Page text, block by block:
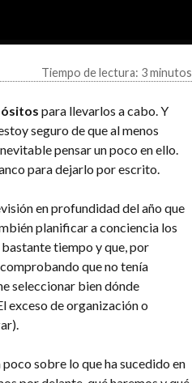
Tiempo de lectura: 3 minutos
para llevarlos a cabo. Y
seguro de que al menos
pensar un poco en ello.
para dejarlo por escrito.
en profundidad del año que
planificar a conciencia los
tiempo y que, por
que no tenía
seleccionar bien dónde
exceso de organización o
sobre lo que ha sucedido en